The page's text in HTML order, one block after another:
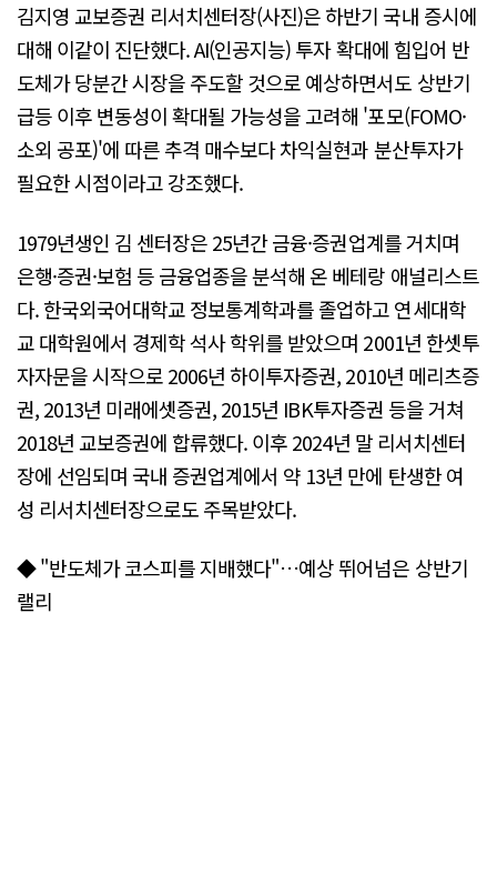
김지영 교보증권 리서치센터장(사진)은 하반기 국내 증시에
대해 이같이 진단했다. AI(인공지능) 투자 확대에 힘입어 반
도체가 당분간 시장을 주도할 것으로 예상하면서도 상반기
급등 이후 변동성이 확대될 가능성을 고려해 '포모(FOMO·
소외 공포)'에 따른 추격 매수보다 차익실현과 분산투자가
필요한 시점이라고 강조했다.
1979년생인 김 센터장은 25년간 금융·증권업계를 거치며
은행·증권·보험 등 금융업종을 분석해 온 베테랑 애널리스트
다. 한국외국어대학교 정보통계학과를 졸업하고 연세대학
교 대학원에서 경제학 석사 학위를 받았으며 2001년 한셋투
자자문을 시작으로 2006년 하이투자증권, 2010년 메리츠증
권, 2013년 미래에셋증권, 2015년 IBK투자증권 등을 거쳐
2018년 교보증권에 합류했다. 이후 2024년 말 리서치센터
장에 선임되며 국내 증권업계에서 약 13년 만에 탄생한 여
성 리서치센터장으로도 주목받았다.
◆ "반도체가 코스피를 지배했다"…예상 뛰어넘은 상반기
랠리